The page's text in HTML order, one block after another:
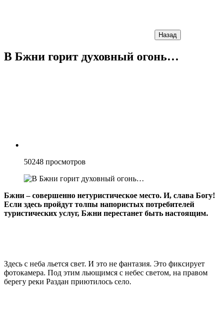
Назад
В Бжни горит духовный огонь…
50248 просмотров
Бжни – совершенно нетуристическое место. И, слава Богу!
Если здесь пройдут толпы напористых потребителей
туристических услуг, Бжни перестанет быть настоящим.
Здесь с неба льется свет. И это не фантазия. Это фиксирует
фотокамера. Под этим льющимся с небес светом, на правом
берегу реки Раздан приютилось село.